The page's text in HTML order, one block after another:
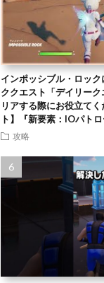
インポッシブル・ロッ
ククエスト「デイリー
リアする際にお役立て
ト】『新要素：IOパトロ
攻略